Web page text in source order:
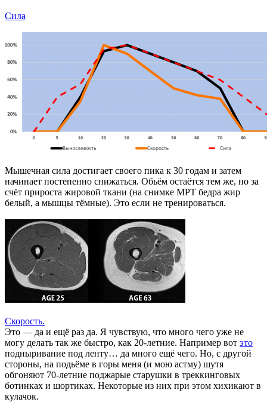
Сила
Мышечная сила достигает своего пика к 30 годам и затем
начинает постепенно снижаться. Обьём остаётся тем же, но за
счёт прироста жировой ткани (на снимке МРТ бедра жир
белый, а мышцы тёмные). Это если не тренироваться.
Скорость.
Это — да и ещё раз да. Я чувствую, что много чего уже не
могу делать так же быстро, как 20-летние. Например вот это
подныривание под ленту… да много ещё чего. Но, с другой
стороны, на подьёме в горы меня (и мою астму) шутя
обгоняют 70-летние поджарые старушки в треккинговых
ботинках и шортиках. Некоторые из них при этом хихикают в
кулачок.